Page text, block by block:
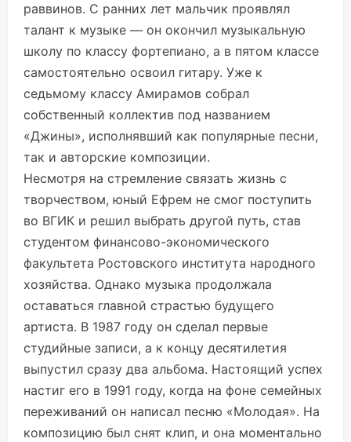
раввинов. С ранних лет мальчик проявлял
талант к музыке — он окончил музыкальную
школу по классу фортепиано, а в пятом классе
самостоятельно освоил гитару. Уже к
седьмому классу Амирамов собрал
собственный коллектив под названием
«Джины», исполнявший как популярные песни,
так и авторские композиции.
Несмотря на стремление связать жизнь с
творчеством, юный Ефрем не смог поступить
во ВГИК и решил выбрать другой путь, став
студентом финансово-экономического
факультета Ростовского института народного
хозяйства. Однако музыка продолжала
оставаться главной страстью будущего
артиста. В 1987 году он сделал первые
студийные записи, а к концу десятилетия
выпустил сразу два альбома. Настоящий успех
настиг его в 1991 году, когда на фоне семейных
переживаний он написал песню «Молодая». На
композицию был снят клип, и она моментально